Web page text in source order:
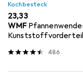
Kochbesteck
EUR
23,33
WMF
Kunststoffvorderteil
486